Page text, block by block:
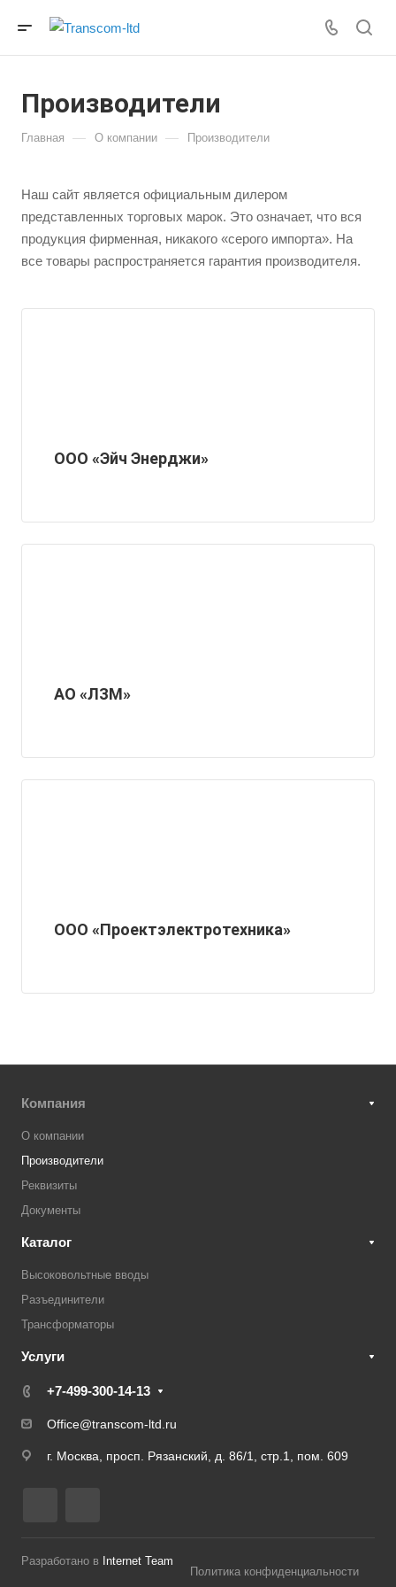
Производители
Главная — О компании — Производители
Наш сайт является официальным дилером
представленных торговых марок. Это означает, что вся
продукция фирменная, никакого «серого импорта». На
все товары распространяется гарантия производителя.
ООО «Эйч Энерджи»
АО «ЛЗМ»
ООО «Проектэлектротехника»
Компания
О компании
Производители
Реквизиты
Документы
Каталог
Высоковольтные вводы
Разъединители
Трансформаторы
Услуги
+7-499-300-14-13
Office@transcom-ltd.ru
г. Москва, просп. Рязанский, д. 86/1, стр.1, пом. 609
Разработано в
Internet Team
Политика конфиденциальности